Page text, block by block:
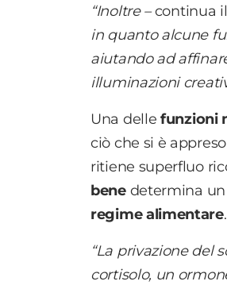
“Inoltre –continua il
in quanto alcune
aiutando ad
illuminazioni
Una delle funzioni
ciò che si è
ritiene superfluo
benedetermina un
regime alimentare.
“La privazione del
cortisolo, un